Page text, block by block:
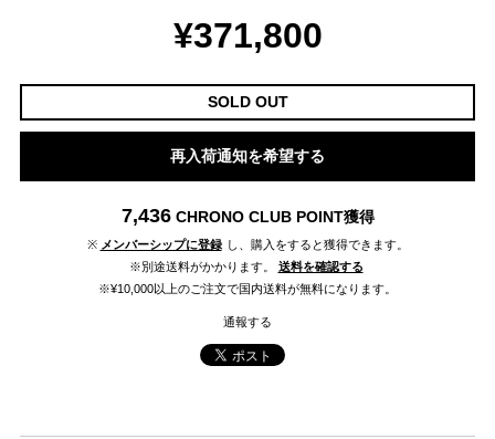
¥371,800
SOLD OUT
再入荷通知を希望する
7,436 CHRONO CLUB POINT獲得
※ メンバーシップに登録 し、購入をすると獲得できます。
※別途送料がかかります。
送料を確認する
※¥10,000以上のご注文で国内送料が無料になります。
通報する